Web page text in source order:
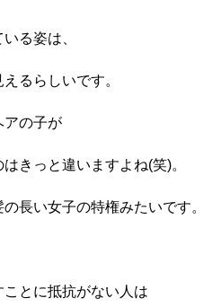
る姿は、
るらしいです。
アの子が
きっと違いますよね(笑)。
長い女子の特権みたいです。
とに抵抗がない人は